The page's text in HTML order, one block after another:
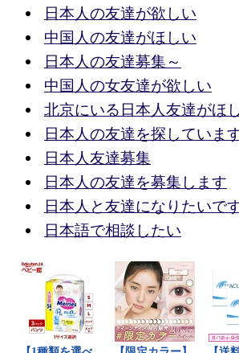
日本人の友達が欲しい
中国人の友達がほしい
日本人の友達募集～
中国人の女友達が欲しい
北京にいる日本人友達がほ
日本人の友達を探しています
日本人友達募集
日本人の友達を募集します
日本人と友達になりたいで
日本語で相談したい